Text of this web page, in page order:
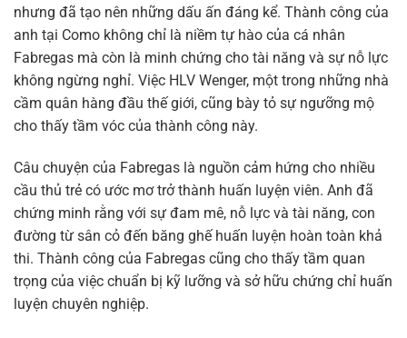
nhưng đã tạo nên những dấu ấn đáng kể. Thành công của
anh tại Como không chỉ là niềm tự hào của cá nhân
Fabregas mà còn là minh chứng cho tài năng và sự nỗ lực
không ngừng nghỉ. Việc HLV Wenger, một trong những nhà
cầm quân hàng đầu thế giới, cũng bày tỏ sự ngưỡng mộ
cho thấy tầm vóc của thành công này.
Câu chuyện của Fabregas là nguồn cảm hứng cho nhiều
cầu thủ trẻ có ước mơ trở thành huấn luyện viên. Anh đã
chứng minh rằng với sự đam mê, nỗ lực và tài năng, con
đường từ sân cỏ đến băng ghế huấn luyện hoàn toàn khả
thi. Thành công của Fabregas cũng cho thấy tầm quan
trọng của việc chuẩn bị kỹ lưỡng và sở hữu chứng chỉ huấn
luyện chuyên nghiệp.